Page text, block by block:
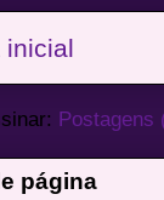
inicial
Postagens
página